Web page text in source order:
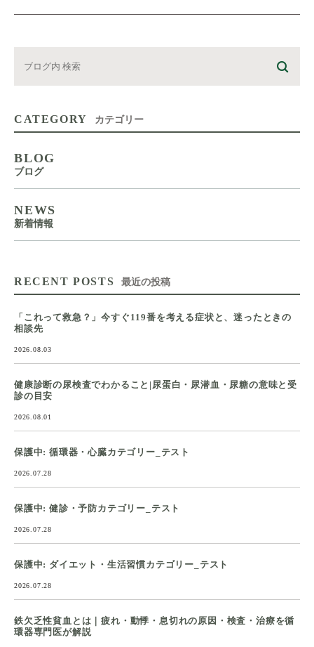
CATEGORY カテゴリー
BLOG
ブログ
NEWS
新着情報
RECENT POSTS 最近の投稿
「これって救急？」今すぐ119番を考える症状と、迷ったときの
相談先
2026.08.03
健康診断の尿検査でわかること|尿蛋白・尿潜血・尿糖の意味と受
診の目安
2026.08.01
保護中: 循環器・心臓カテゴリー_テスト
2026.07.28
保護中: 健診・予防カテゴリー_テスト
2026.07.28
保護中: ダイエット・生活習慣カテゴリー_テスト
2026.07.28
鉄欠乏性貧血とは｜疲れ・動悸・息切れの原因・検査・治療を循
環器専門医が解説